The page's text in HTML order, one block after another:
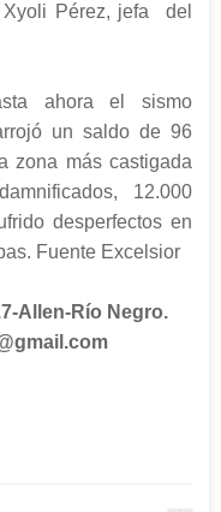
Pérez, jefa del
ahora el sismo
un saldo de 96
zona más castigada
12.000
desperfectos en
Fuente Excelsior
Allen-Río Negro.